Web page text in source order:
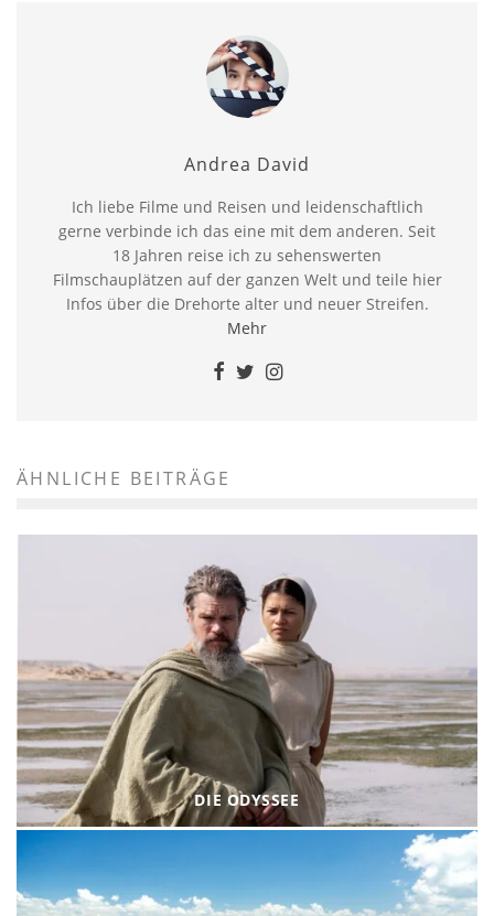
Andrea David
Ich liebe Filme und Reisen und leidenschaftlich
gerne verbinde ich das eine mit dem anderen. Seit
18 Jahren reise ich zu sehenswerten
Filmschauplätzen auf der ganzen Welt und teile hier
Infos über die Drehorte alter und neuer Streifen.
Mehr
ÄHNLICHE BEITRÄGE
DIE ODYSSEE